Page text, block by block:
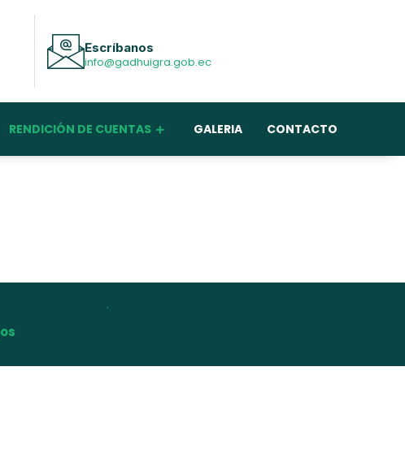
Escríbanos
info@gadhuigra.gob.ec
RENDICIÓN DE CUENTAS GALERIA CONTACTO
.